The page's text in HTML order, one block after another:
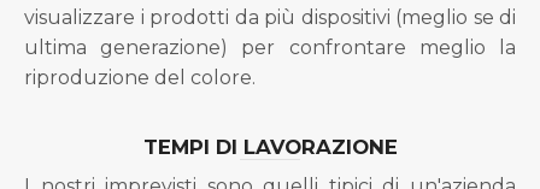
visualizzare i prodotti da più dispositivi (meglio se di
ultima generazione) per confrontare meglio la
riproduzione del colore.
TEMPI DI LAVORAZIONE